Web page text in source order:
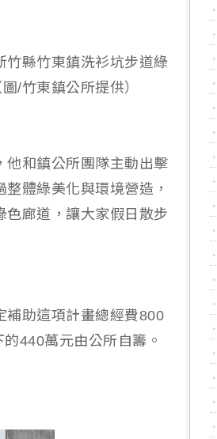
縣竹東鎮洗衫坑步道綠
/竹東鎮公所提供）
他和鎮公所團隊主動出擊
體綠美化與環境營造，
色廊道，讓大家假日散步
補助這項計畫總經費800
440萬元由公所自籌。